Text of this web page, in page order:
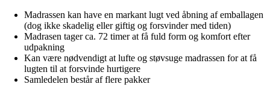
Madrassen kan have en markant lugt ved åbning af emballagen
(dog ikke skadelig eller giftig og forsvinder med tiden)
Madrasen tager ca. 72 timer at få fuld form og komfort efter
udpakning
Kan være nødvendigt at lufte og støvsuge madrassen for at få
lugten til at forsvinde hurtigere
Samledelen består af flere pakker